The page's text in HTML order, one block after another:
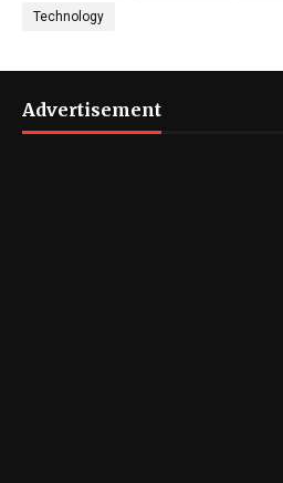
Technology
Advertisement